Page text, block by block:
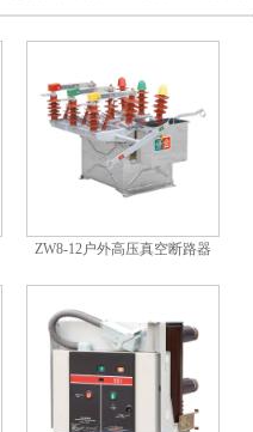
ZW8-12户外高压真空断路器